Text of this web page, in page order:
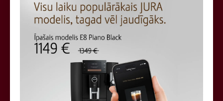
Всегда свежий кофе!
В наши дни производитель кофе не тот, кто ее
выращивал и собирал, но тот, который ее
обжаривал и упаковал.